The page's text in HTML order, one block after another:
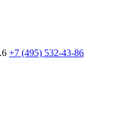
+7 (495) 532-43-86